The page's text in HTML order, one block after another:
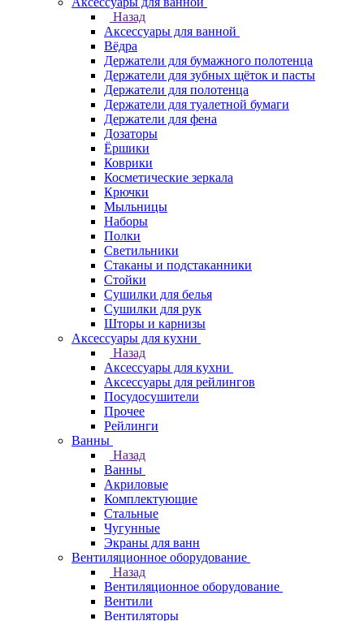
Назад
Аксессуары для ванной
Вёдра
Держатели для бумажного полотенца
Держатели для зубных щёток и пасты
Держатели для полотенца
Держатели для туалетной бумаги
Держатели для фена
Дозаторы
Ёршики
Коврики
Косметические зеркала
Крючки
Мыльницы
Наборы
Полки
Светильники
Стаканы и подстаканники
Стойки
Сушилки для белья
Сушилки для рук
Шторы и карнизы
Аксессуары для кухни
Назад
Аксессуары для кухни
Аксессуары для рейлингов
Посудосушители
Прочее
Рейлинги
Ванны
Назад
Ванны
Акриловые
Комплектующие
Стальные
Чугунные
Экраны для ванн
Вентиляционное оборудование
Назад
Вентиляционное оборудование
Вентили
Вентиляторы